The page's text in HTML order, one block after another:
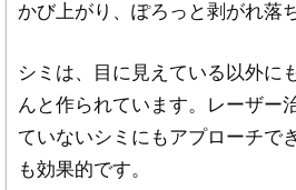
かび上がり、ぽろっと剥がれ落
シミは、目に見えている以外に
んと作られています。レーザー
ていないシミにもアプローチで
も効果的です。